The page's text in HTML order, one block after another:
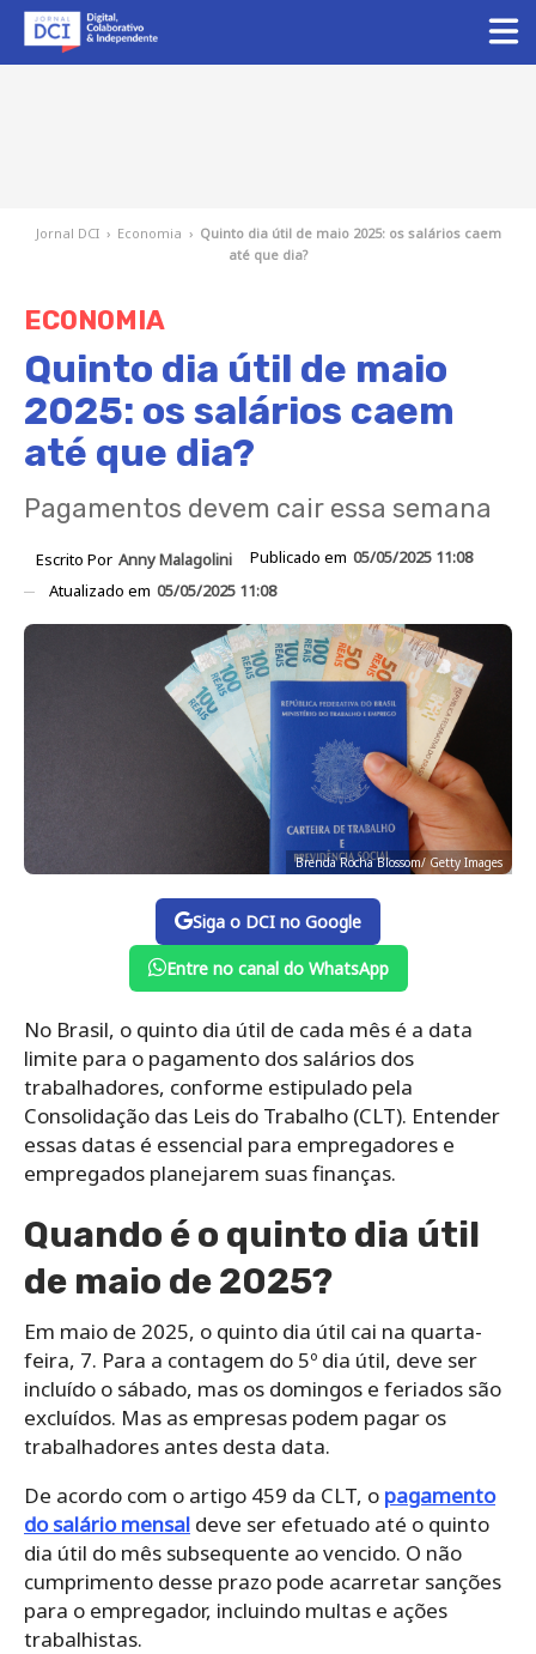
Jornal DCI › Economia › Quinto dia útil de maio 2025: os salários caem
até que dia?
ECONOMIA
Quinto dia útil de maio
2025: os salários caem
até que dia?
Pagamentos devem cair essa semana
Escrito Por Anny Malagolini Publicado em 05/05/2025 11:08
Atualizado em 05/05/2025 11:08
Brenda Rocha Blossom/ Getty Images
Siga o DCI no Google
Entre no canal do WhatsApp
No Brasil, o quinto dia útil de cada mês é a data
limite para o pagamento dos salários dos
trabalhadores, conforme estipulado pela
Consolidação das Leis do Trabalho (CLT). Entender
essas datas é essencial para empregadores e
empregados planejarem suas finanças.
Quando é o quinto dia útil
de maio de 2025?
Em maio de 2025, o quinto dia útil cai na quarta-
feira, 7. Para a contagem do 5º dia útil, deve ser
incluído o sábado, mas os domingos e feriados são
excluídos. Mas as empresas podem pagar os
trabalhadores antes desta data.
De acordo com o artigo 459 da CLT, o pagamento
do salário mensal deve ser efetuado até o quinto
dia útil do mês subsequente ao vencido. O não
cumprimento desse prazo pode acarretar sanções
para o empregador, incluindo multas e ações
trabalhistas.